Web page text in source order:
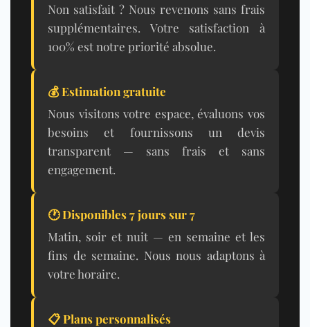
Non satisfait ? Nous revenons sans frais
supplémentaires. Votre satisfaction à
100% est notre priorité absolue.
💰 Estimation gratuite
Nous visitons votre espace, évaluons vos
besoins et fournissons un devis
transparent — sans frais et sans
engagement.
🕐 Disponibles 7 jours sur 7
Matin, soir et nuit — en semaine et les
fins de semaine. Nous nous adaptons à
votre horaire.
📋 Plans personnalisés